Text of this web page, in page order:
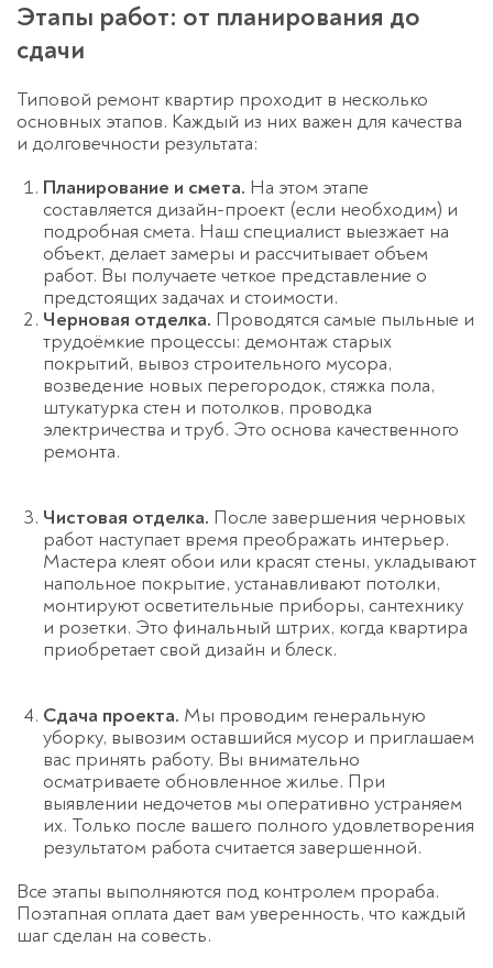
Этапы работ: от планирования до
сдачи
Типовой ремонт квартир проходит в несколько
основных этапов. Каждый из них важен для качества
и долговечности результата:
Планирование и смета. На этом этапе
составляется дизайн-проект (если необходим) и
подробная смета. Наш специалист выезжает на
объект, делает замеры и рассчитывает объем
работ. Вы получаете четкое представление о
предстоящих задачах и стоимости.
Черновая отделка. Проводятся самые пыльные и
трудоёмкие процессы: демонтаж старых
покрытий, вывоз строительного мусора,
возведение новых перегородок, стяжка пола,
штукатурка стен и потолков, проводка
электричества и труб. Это основа качественного
ремонта.
Чистовая отделка. После завершения черновых
работ наступает время преображать интерьер.
Мастера клеят обои или красят стены, укладывают
напольное покрытие, устанавливают потолки,
монтируют осветительные приборы, сантехнику
и розетки. Это финальный штрих, когда квартира
приобретает свой дизайн и блеск.
Сдача проекта. Мы проводим генеральную
уборку, вывозим оставшийся мусор и приглашаем
вас принять работу. Вы внимательно
осматриваете обновленное жилье. При
выявлении недочетов мы оперативно устраняем
их. Только после вашего полного удовлетворения
результатом работа считается завершенной.
Все этапы выполняются под контролем прораба.
Поэтапная оплата дает вам уверенность, что каждый
шаг сделан на совесть.